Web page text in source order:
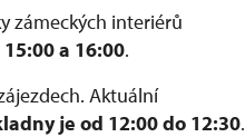
zámeckých interiérů
15:00 a 16:00.
Aktuální
je od 12:00 do 12:30.